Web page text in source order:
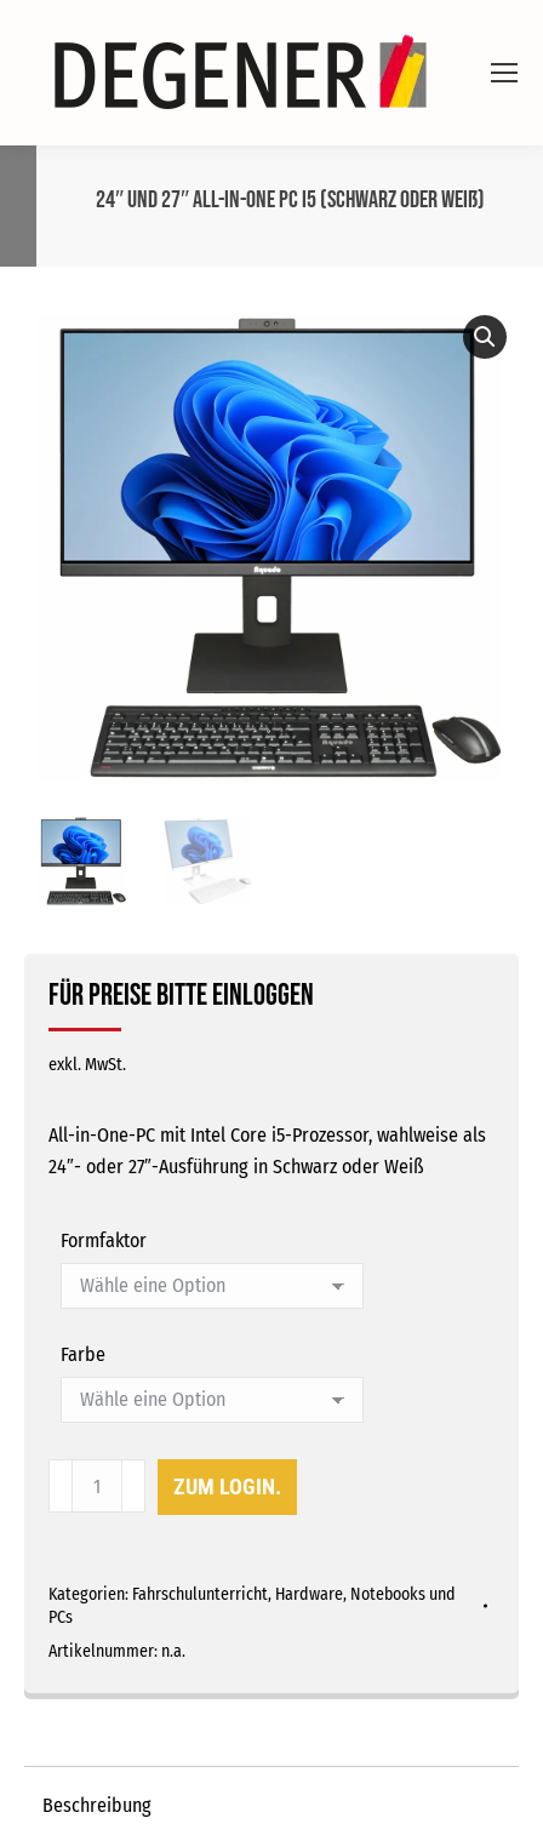
24″ und 27″ All-in-One PC i5 (schwarz oder weiß)
Für Preise bitte einloggen
exkl. MwSt.
All-in-One-PC mit Intel Core i5-Prozessor, wahlweise als
24″- oder 27″-Ausführung in Schwarz oder Weiß
Formfaktor
Farbe
in-
PC
i5
ZUM LOGIN.
Kategorien: Fahrschulunterricht, Hardware, Notebooks und
PCs
Artikelnummer: n.a.
Beschreibung